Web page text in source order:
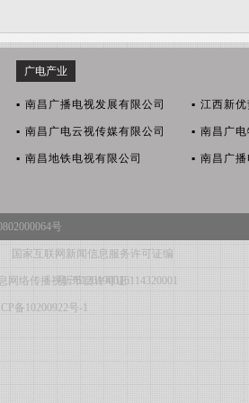
广电产业
▪ 南昌广播电视发展有限公司 ▪ 江西新
▪ 南昌广电云视传媒有限公司 ▪ 南昌广
▪ 南昌地铁电视有限公司 ▪ 南昌广
号
国家互联网新闻信息服务许可证编
号:36120190016
网络传播视听节目许可证:114320001
备10200922号-1